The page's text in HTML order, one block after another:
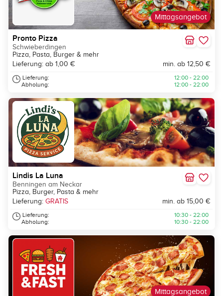
Mittagsangebot
Pronto Pizza
Schwieberdingen
Pizza, Pasta, Burger & mehr
Lieferung: ab 1,00 €
min. ab 12,50 €
Lieferung:
Abholung:
12:00 - 22:00
12:00 - 22:00
Lindis La Luna
Benningen am Neckar
Pizza, Burger, Pasta & mehr
Lieferung: GRATIS min. ab 15,00 €
Lieferung:
Abholung:
10:30 - 22:00
10:30 - 22:00
Mittagsangebot